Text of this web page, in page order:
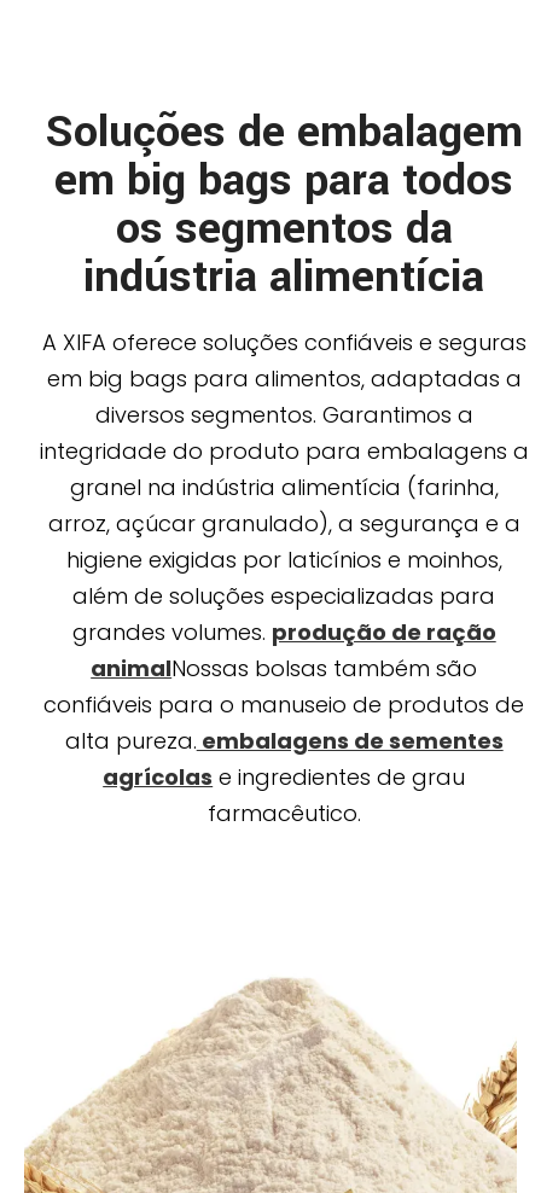
Soluções de embalagem
em big bags para todos
os segmentos da
indústria alimentícia
A XIFA oferece soluções confiáveis e seguras
em big bags para alimentos, adaptadas a
diversos segmentos. Garantimos a
integridade do produto para embalagens a
granel na indústria alimentícia (farinha,
arroz, açúcar granulado), a segurança e a
higiene exigidas por laticínios e moinhos,
além de soluções especializadas para
grandes volumes. produção de ração
animalNossas bolsas também são
confiáveis para o manuseio de produtos de
alta pureza. embalagens de sementes
agrícolas e ingredientes de grau
farmacêutico.